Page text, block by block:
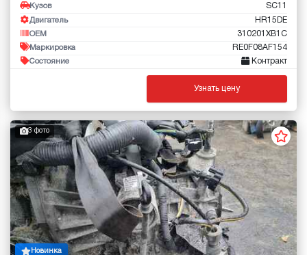
Кузов SC11
Двигатель HR15DE
OEM 310201XB1C
Маркировка RE0F08AF154
Состояние Контракт
Узнать цену
3 фото
Новинка